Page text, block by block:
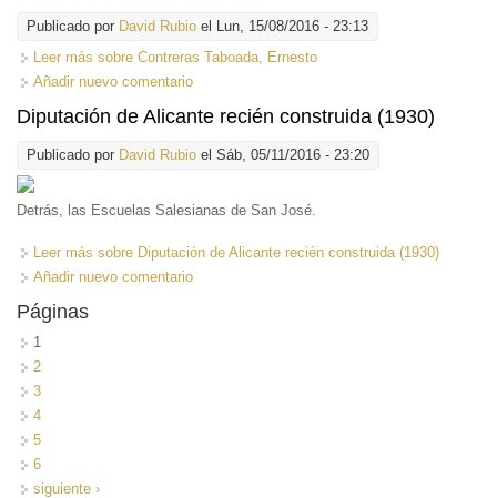
Publicado por David Rubio el Lun, 15/08/2016 - 23:13
Leer más sobre Contreras Taboada, Ernesto
Añadir nuevo comentario
Diputación de Alicante recién construida (1930)
Publicado por David Rubio el Sáb, 05/11/2016 - 23:20
Detrás, las Escuelas Salesianas de San José.
Leer más sobre Diputación de Alicante recién construida (1930)
Añadir nuevo comentario
Páginas
1
2
3
4
5
6
siguiente ›